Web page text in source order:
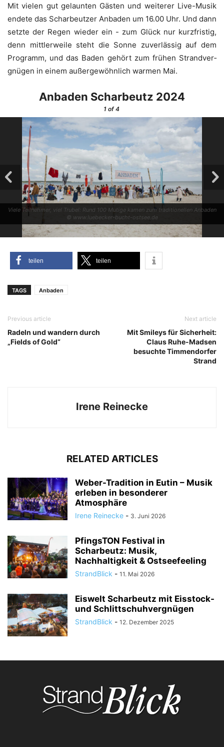
Mit vie­len gut gelaun­ten Gäs­ten und wei­te­rer Live-Musik
ende­te das Schar­beut­zer Anba­den um 16.00 Uhr. Und dann
setz­te der Regen wie­der ein - zum Glück nur kurz­fris­tig,
denn mitt­ler­wei­le steht die Son­ne zuver­läs­sig auf dem
Pro­gramm, und das Baden gehört zum frü­hen Strand­ver­
gnü­gen in einem außer­ge­wöhn­lich war­men Mai.
Anba­den Schar­beutz 2024
1of 4
Vie­le Teil­neh­mer, viel Tru­bel: Rund 100 Muti­ge kamen zum tra­di­tio­nel­len Anba­den
© www.luebecker-bucht-ostsee.de
tei­len tei­len
TAGS Anbaden
Previous article
Radeln und wandern durch
„Fields of Gold“
Next article
Mit Smileys für Sicherheit:
Claus Ruhe-Madsen
besuchte Timmendorfer
Strand
Irene Reinecke
RELATED ARTICLES
Weber-Tradition in Eutin – Musik
erleben in besonderer
Atmosphäre
Irene Reinecke - 3. Juni 2026
PfingsTON Festival in
Scharbeutz: Musik,
Nachhaltigkeit & Ostseefeeling
StrandBlick - 11. Mai 2026
Eiswelt Scharbeutz mit Eisstock-
und Schlittschuhvergnügen
StrandBlick - 12. Dezember 2025